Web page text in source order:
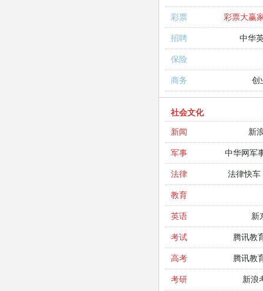
彩票 彩票大赢
招聘 中华
保险
商务 创
社会文化
新闻
新
军事 中华网军
法律 法律快车
教育
英语 新
考试 腾讯教
高考 腾讯教
考研 新浪